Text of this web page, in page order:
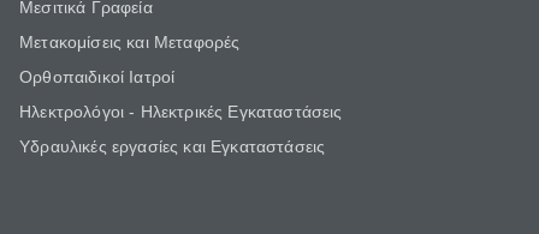
Μεσιτικά Γραφεία
Μετακομίσεις και Μεταφορές
Ορθοπαιδικοί Ιατροί
Ηλεκτρολόγοι - Ηλεκτρικές Εγκαταστάσεις
Υδραυλικές εργασίες και Εγκαταστάσεις